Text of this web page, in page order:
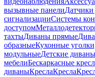
вызывные панелиДатчики
сигнализацииСистемы
доступом
тахтыДиваны прямые
образныеКухонные
модульныеДетские диваны
мебелиБескаркасные
диваныКреслаКресла